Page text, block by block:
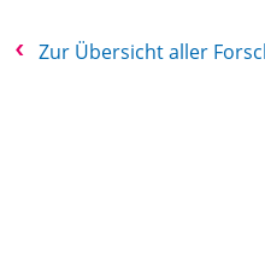
Zur Übersicht aller